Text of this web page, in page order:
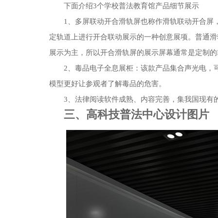
下面介绍3个学校普法教育馆产品细节展示
1、多屏联动开合滑轨屏也称作滑轨联动开合
定轨道上进行开合联动展示的一种创意展项。普通
展示为主，所以开合滑轨屏的展示屏幕通常是定制
2、毒品电子全息展柜：该款产品集合声光电
模型更好让参观者了解毒品的危害。
3、法律阅读软件成熟、内容完善，集我国现有
三、高科技普法中心设计图片